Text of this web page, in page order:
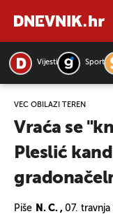
Vijesti Sport
VEĆ OBILAZI TEREN
Vraća se
Pleslić
Piše N. C. , 07.
PRETRAŽITE VIJESTI